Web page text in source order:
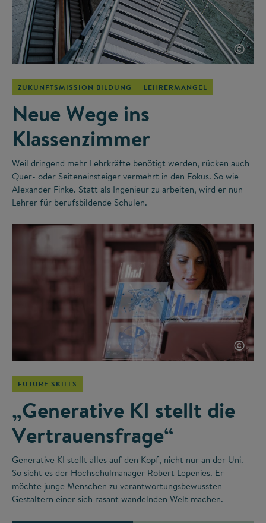
©
ZUKUNFTSMISSION BILDUNG LEHRERMANGEL
Neue Wege ins
Klassenzimmer
Weil dringend mehr Lehrkräfte benötigt werden, rücken auch
Quer- oder Seiteneinsteiger vermehrt in den Fokus. So wie
Alexander Finke. Statt als Ingenieur zu arbeiten, wird er nun
Lehrer für berufsbildende Schulen.
©
FUTURE SKILLS
„Generative KI stellt die
Vertrauensfrage“
Generative KI stellt alles auf den Kopf, nicht nur an der Uni.
So sieht es der Hochschulmanager Robert Lepenies. Er
möchte junge Menschen zu verantwortungsbewussten
Gestaltern einer sich rasant wandelnden Welt machen.